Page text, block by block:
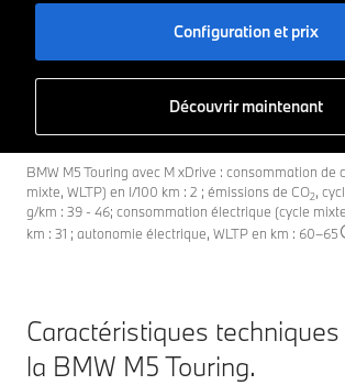
Configuration et prix
Découvrir maintenant
BMW M5 Touring avec M xDrive : consommation de
mixte, WLTP) en l/100 km : 2 ; émissions de CO2,
g/km : 39 - 46; consommation électrique (cycle
km : 31 ; autonomie électrique, WLTP en km : 60–65
Caractéristiques
la BMW M5 Touring.